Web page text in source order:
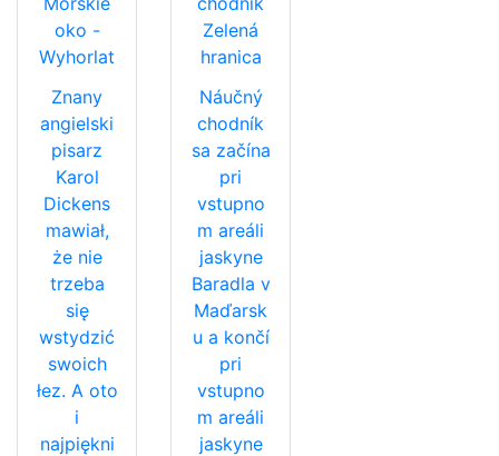
oko -
Wyhorlat
Znany
angielski
pisarz
Karol
Dickens
mawiał,
że nie
trzeba
się
wstydzić
swoich
łez. A oto
i
najpiękni
Zelená
hranica
Náučný
chodník
sa začína
pri
vstupno
m areáli
jaskyne
Baradla v
Maďarsk
u a končí
pri
vstupno
m areáli
jaskyne